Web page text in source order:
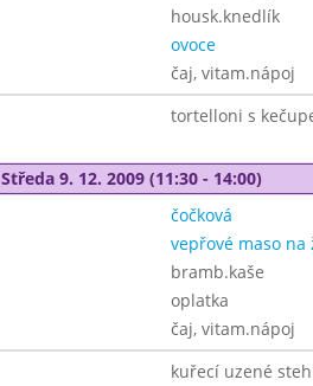
housk.knedlík
ovoce
čaj, vitam.nápoj
tortelloni s
Středa 9. 12. 2009 (11:30 - 14:00)
čočková
vepřové maso na
bramb.kaše
oplatka
čaj, vitam.nápoj
kuřecí uzené